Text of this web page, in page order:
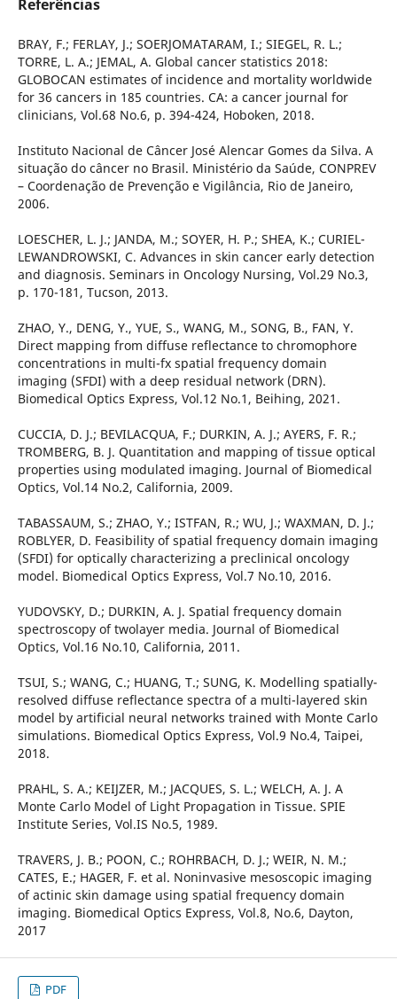
Referências
BRAY, F.; FERLAY, J.; SOERJOMATARAM, I.; SIEGEL, R. L.;
TORRE, L. A.; JEMAL, A. Global cancer statistics 2018:
GLOBOCAN estimates of incidence and mortality worldwide
for 36 cancers in 185 countries. CA: a cancer journal for
clinicians, Vol.68 No.6, p. 394-424, Hoboken, 2018.
Instituto Nacional de Câncer José Alencar Gomes da Silva. A
situação do câncer no Brasil. Ministério da Saúde, CONPREV
– Coordenação de Prevenção e Vigilância, Rio de Janeiro,
2006.
LOESCHER, L. J.; JANDA, M.; SOYER, H. P.; SHEA, K.; CURIEL-
LEWANDROWSKI, C. Advances in skin cancer early detection
and diagnosis. Seminars in Oncology Nursing, Vol.29 No.3,
p. 170-181, Tucson, 2013.
ZHAO, Y., DENG, Y., YUE, S., WANG, M., SONG, B., FAN, Y.
Direct mapping from diffuse reflectance to chromophore
concentrations in multi-fx spatial frequency domain
imaging (SFDI) with a deep residual network (DRN).
Biomedical Optics Express, Vol.12 No.1, Beihing, 2021.
CUCCIA, D. J.; BEVILACQUA, F.; DURKIN, A. J.; AYERS, F. R.;
TROMBERG, B. J. Quantitation and mapping of tissue optical
properties using modulated imaging. Journal of Biomedical
Optics, Vol.14 No.2, California, 2009.
TABASSAUM, S.; ZHAO, Y.; ISTFAN, R.; WU, J.; WAXMAN, D. J.;
ROBLYER, D. Feasibility of spatial frequency domain imaging
(SFDI) for optically characterizing a preclinical oncology
model. Biomedical Optics Express, Vol.7 No.10, 2016.
YUDOVSKY, D.; DURKIN, A. J. Spatial frequency domain
spectroscopy of twolayer media. Journal of Biomedical
Optics, Vol.16 No.10, California, 2011.
TSUI, S.; WANG, C.; HUANG, T.; SUNG, K. Modelling spatially-
resolved diffuse reflectance spectra of a multi-layered skin
model by artificial neural networks trained with Monte Carlo
simulations. Biomedical Optics Express, Vol.9 No.4, Taipei,
2018.
PRAHL, S. A.; KEIJZER, M.; JACQUES, S. L.; WELCH, A. J. A
Monte Carlo Model of Light Propagation in Tissue. SPIE
Institute Series, Vol.IS No.5, 1989.
TRAVERS, J. B.; POON, C.; ROHRBACH, D. J.; WEIR, N. M.;
CATES, E.; HAGER, F. et al. Noninvasive mesoscopic imaging
of actinic skin damage using spatial frequency domain
imaging. Biomedical Optics Express, Vol.8, No.6, Dayton,
2017
PDF